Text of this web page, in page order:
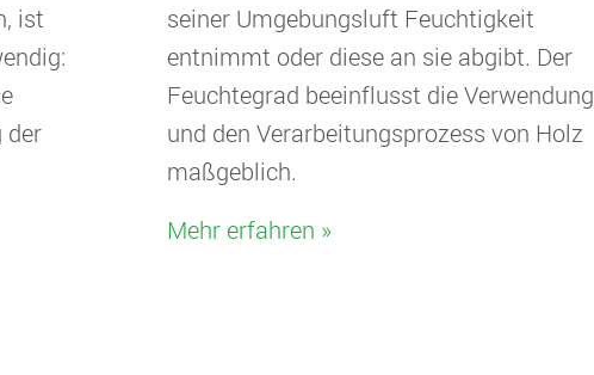
ist
der
seiner Umgebungsluft Feuchtigkeit
entnimmt oder diese an sie abgibt. Der
Feuchtegrad beeinflusst die Verwendung
und den Verarbeitungsprozess von Holz
maßgeblich.
Mehr erfahren »